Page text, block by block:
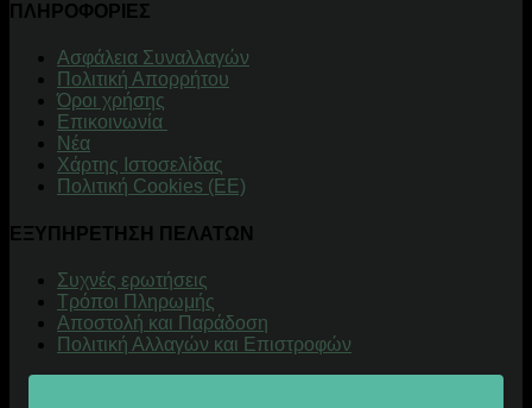
ΠΛΗΡΟΦΟΡΙΕΣ
Aσφάλεια Συναλλαγών
Πολιτική Απορρήτου
Όροι χρήσης
Επικοινωνία
Νέα
Χάρτης Ιστοσελίδας
Πολιτική Cookies (ΕΕ)
ΕΞΥΠΗΡΕΤΗΣΗ ΠΕΛΑΤΩΝ
Συχνές ερωτήσεις
Τρόποι Πληρωμής
Αποστολή και Παράδοση
Πολιτική Αλλαγών και Επιστροφών